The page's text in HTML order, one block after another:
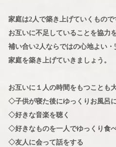
家庭は2人で築き上げていくもので
お互いに不足していることを協力
補い合い2人ならではの心地よい・
家庭を築き上げていきましょう。
お互いに１人の時間をもつことも
◇子供が寝た後にゆっくりお風呂
◇好きな音楽を聴く
◇好きなものを一人でゆっくり食
◇友人に会って話をする